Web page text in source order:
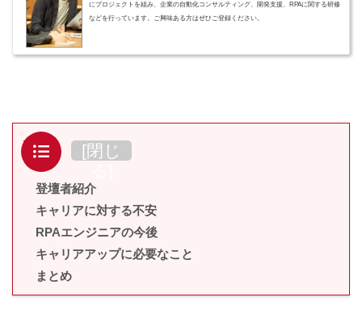
にプロジェクトを組み、企業の自動化コンサルティング、開発支援、RPAに関する研修
などを行っています。ご興味ある方はぜひご登録ください。
目次 [閉じ
登壇者紹介
キャリアに対する不安
RPAエンジニアの今後
キャリアアップに必要なこと
まとめ